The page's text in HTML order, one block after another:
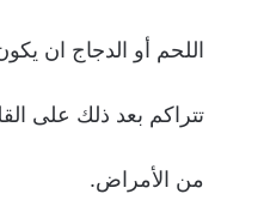
اللحم أو الدجاج ان
تتراكم بعد ذلك على
من الأمراض.